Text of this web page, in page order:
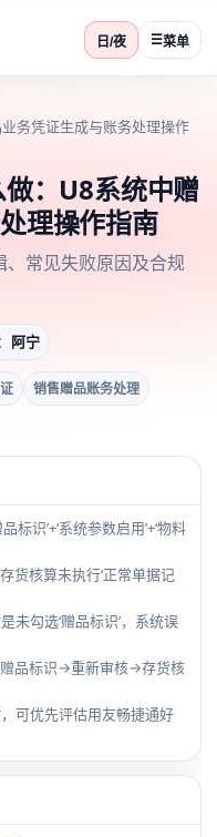
日/夜 ☰菜单
务凭证生成与账务处理操作
：U8系统中赠
理操作指南
常见失败原因及合规
阿宁
销售赠品账务处理
识’+‘系统参数启用’+‘物料
货核算未执行‘正常单据记
未勾选‘赠品标识’，系统误
品标识→重新审核→存货核
可优先评估用友畅捷通好